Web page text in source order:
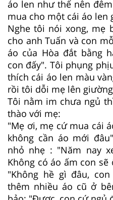
áo len như thế nên
mua cho một cái áo len
Nghe tôi nói xong, mẹ
cho anh Tuấn và con
áo của Hòa đắt bằng
con đấy". Tôi phụng
thích cái áo len màu
rồi tôi dỗi mẹ lên
Tôi nằm im chưa ngủ
thào với mẹ:
"Mẹ ơi, mẹ cứ mua cái
không cần áo mới
nhỏ nhẹ : "Năm nay
Không có áo ấm con
"Không hề gì đâu,
thêm nhiều áo cũ ở